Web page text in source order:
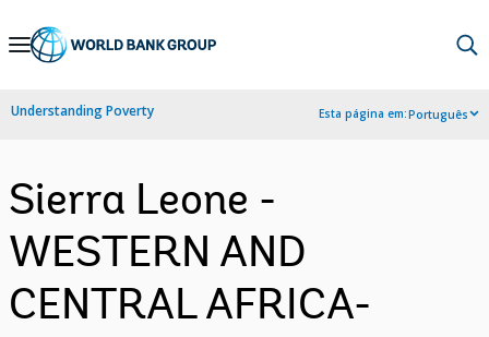
Skip
Navigation
Understanding Poverty Esta página em:Português
Sierra Leone -
WESTERN AND
CENTRAL AFRICA-